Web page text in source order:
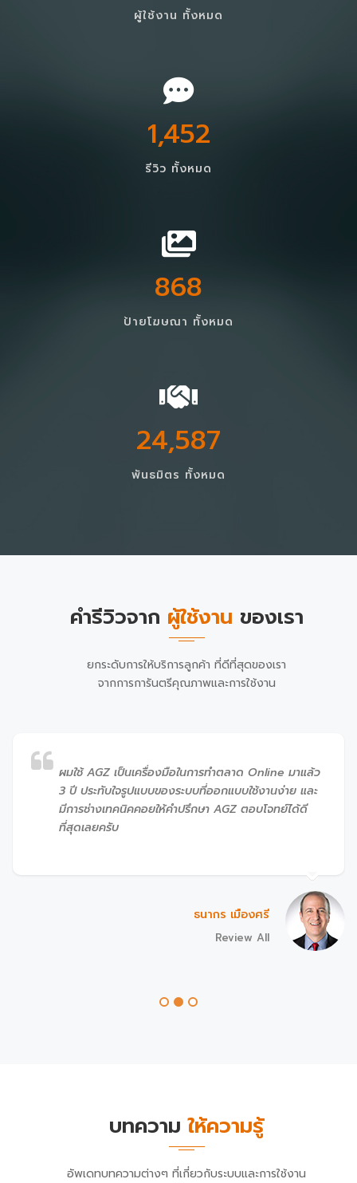
ผู้ใช้งาน ทั้งหมด
1,452
รีวิว ทั้งหมด
868
ป้ายโฆษณา ทั้งหมด
24,587
พันธมิตร ทั้งหมด
คำรีวิวจาก ผู้ใช้งาน ของเรา
ยกระดับการให้บริการลูกค้า ที่ดีที่สุดของเรา
จากการการันตรีคุณภาพและการใช้งาน
ผมใช้ AGZ เป็นเครื่องมือในการทำตลาด Online มาแล้ว
3 ปี ประทับใจรูปแบบของระบบที่ออกแบบใช้งานง่าย และ
มีการช่างเทคนิคคอยให้คำปรึกษา AGZ ตอบโจทย์ได้ดี
ที่สุดเลยครับ
ธนากร เมืองศรี
Review All
บทความให้ความรู้
อัพเดทบทความต่างๆ ที่เกี่ยวกับระบบและการใช้งาน